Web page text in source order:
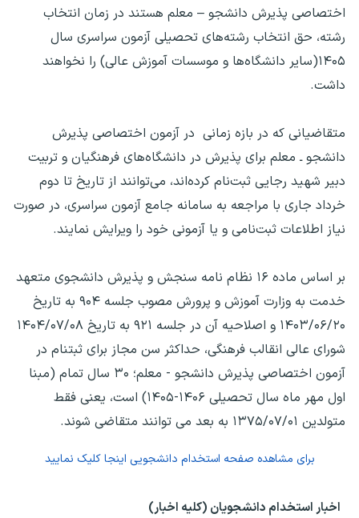
اختصاصی پذیرش دانشجو – معلم هستند در زمان انتخاب
رشته، حق انتخاب‌ رشته‌های تحصیلی آزمون سراسری سال
۱۴۰۵(سایر دانشگاه‌ها و موسسات آموزش عالی) را نخواهند
داشت.
متقاضیانی که در بازه زمانی در آزمون اختصاصی پذیرش
دانشجو ـ معلم برای پذیرش در دانشگاه‌های فرهنگیان و تربیت
دبیر شهید رجایی ثبت‌نام کرده‌اند، می‌توانند از تاریخ تا دوم
خرداد جاری با مراجعه به سامانه جامع آزمون سراسری، در صورت
نیاز اطلاعات ثبت‌نامی و یا آزمونی خود را ویرایش نمایند.
بر اساس ماده ۱۶ نظام نامه سنجش و پذیرش دانشجوی متعهد
خدمت به وزارت آموزش و پرورش مصوب جلسه ۹۰۴ به تاریخ
۱۴۰۳/۰۶/۲۰ و اصلاحیه آن در جلسه ۹۲۱ به تاریخ ۱۴۰۴/۰۷/۰۸
شورای عالی انقالب فرهنگی، حداکثر سن مجاز برای ثبتنام در
آزمون اختصاصی پذیرش دانشجو - معلم؛ ۳۰ سال تمام (مبنا
اول مهر ماه سال تحصیلی ۱۴۰۶-۱۴۰۵) است، یعنی فقط
متولدین ۱۳۷۵/۰۷/۰۱ به بعد می توانند متقاضی شوند.
برای مشاهده صفحه استخدام دانشجویی اینجا کلیک نمایید
اخبار استخدام دانشجویان (کلیه اخبار)